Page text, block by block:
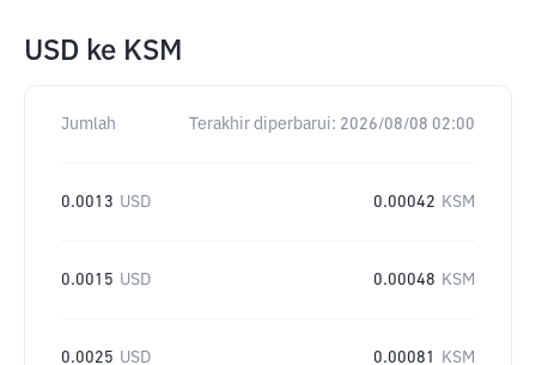
USD ke KSM
Jumlah Terakhir diperbarui: 2026/08/08 02:00
0.0013 USD 0.00042 KSM
0.0015 USD 0.00048 KSM
0.0025 USD 0.00081 KSM